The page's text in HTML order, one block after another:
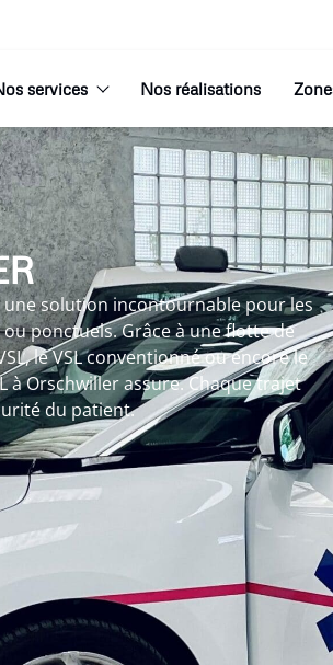
services Nos réalisations
une solution incontournable pour les
ponctuels. Grâce à une flotte de
le VSL conventionné ou encore le
à Orschwiller assure. Chaque trajet
du patient.